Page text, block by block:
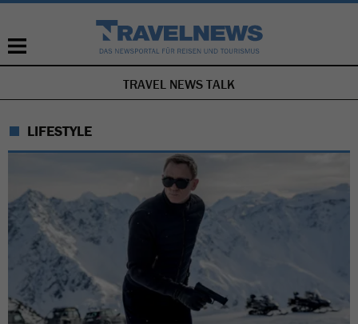
NAVIGATION
ÜBERSPRINGEN
TRAVEL NEWS TALK
LIFESTYLE